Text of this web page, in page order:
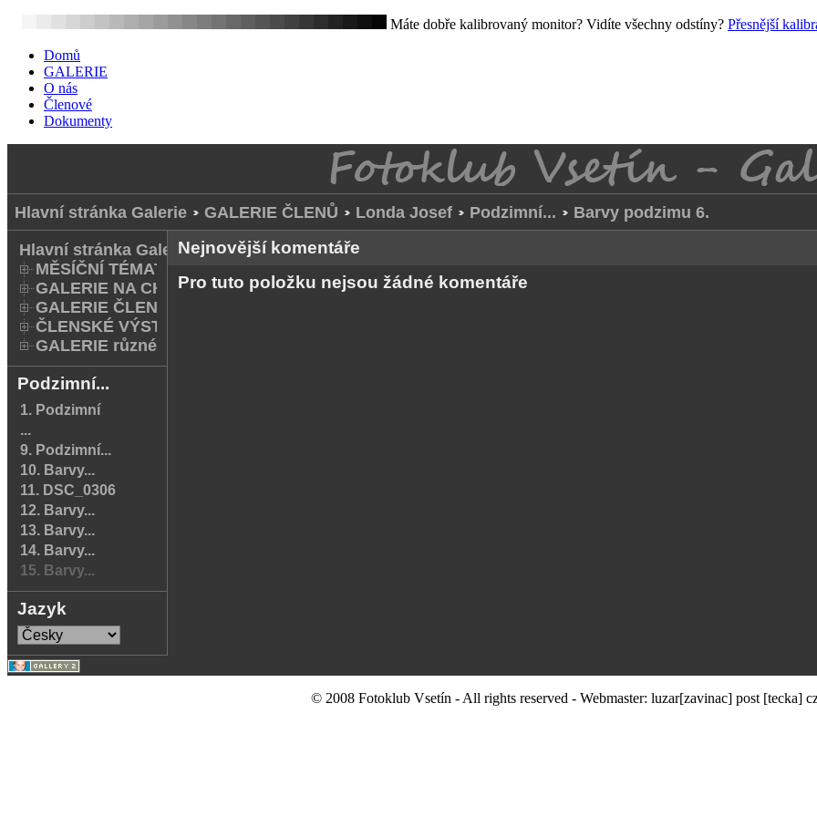
Máte dobře kalibrovaný monitor? Vidíte všechny odstíny? Přesnější
Domů
GALERIE
O nás
Členové
Dokumenty
Hlavní stránka Galerie GALERIE ČLENŮ Londa Josef Podzimní... Barvy podzimu 6.
Hlavní stránka Galerie
MĚSÍČNÍ TÉMATA
GALERIE NA CHODNÍKU
GALERIE ČLENŮ
ČLENSKÉ VÝSTAVY A FOTO Q
GALERIE různé
Podzimní...
1. Podzimní
...
9. Podzimní...
10. Barvy...
11. DSC_0306
12. Barvy...
13. Barvy...
14. Barvy...
15. Barvy...
Jazyk
Nejnovější komentáře
Pro tuto položku nejsou žádné komentáře
© 2008 Fotoklub Vsetín - All rights reserved - Webmaster: luzar[zavinac] post [tecka]